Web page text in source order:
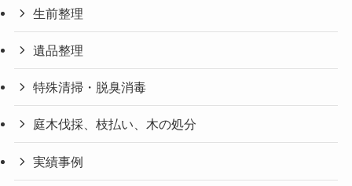
生前整理
遺品整理
特殊清掃・脱臭消毒
庭木伐採、枝払い、木の処分
実績事例